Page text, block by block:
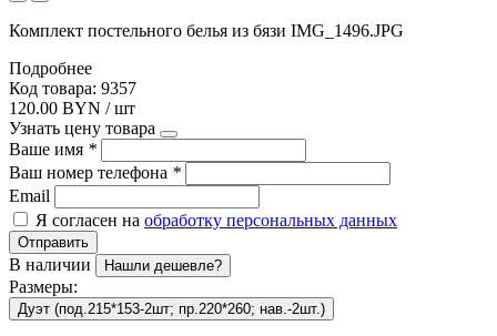
Комплект постельного белья из бязи IMG_1496.JPG
Подробнее
Код товара: 9357
120.00 BYN / шт
Узнать цену товара
Ваше имя *
Ваш номер телефона *
Email
Я согласен на обработку персональных данных
Отправить
В наличии Нашли дешевле?
Размеры:
Дуэт (под.215*153-2шт; пр.220*260; нав.-2шт.)